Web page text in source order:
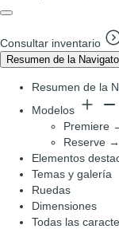
Consultar inventario
Resumen de la
Resumen de la
Modelos
Premiere
Reserve →
Elementos
Temas y galería
Ruedas
Dimensiones
Todas las